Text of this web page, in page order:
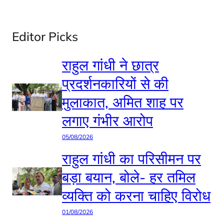
Editor Picks
राहुल गांधी ने छात्र
प्रदर्शनकारियों से की
मुलाकात, अमित शाह पर
लगाए गंभीर आरोप
05/08/2026
राहुल गांधी का परिसीमन पर
बड़ा बयान, बोले- हर तमिल
व्यक्ति को करना चाहिए विरोध
01/08/2026